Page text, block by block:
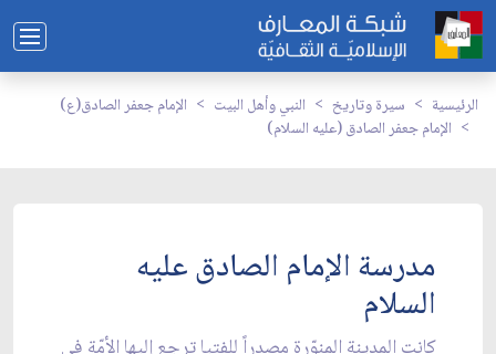
الرئيسية سيرة وتاريخ النبي وأهل البيت
الإمام جعفر الصادق(ع)
الإمام جعفر الصادق (عليه السلام)
مدرسة الإمام الصادق عليه
السلام